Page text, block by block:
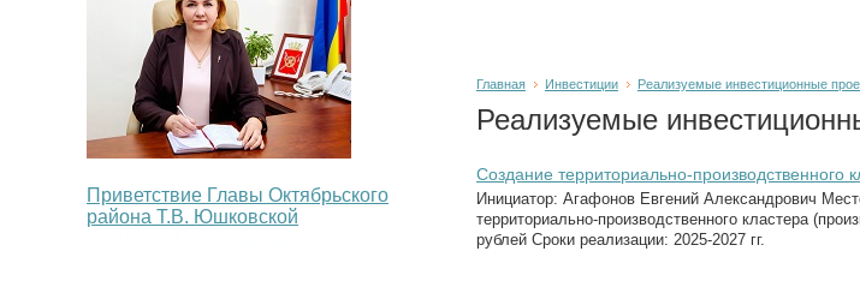
Обращение Председателя
Собрания депутатов Октябрьского
Приветствие Главы Октябрьского
района Т.В. Юшковской
Главная Инвестиции Реализуемые инвестиционные
Реализуемые
Создание территориально-производственного
Инициатор: Агафонов Евгений Александрович
территориально-производственного кластера
рублей Сроки реализации: 2025-2027 гг.